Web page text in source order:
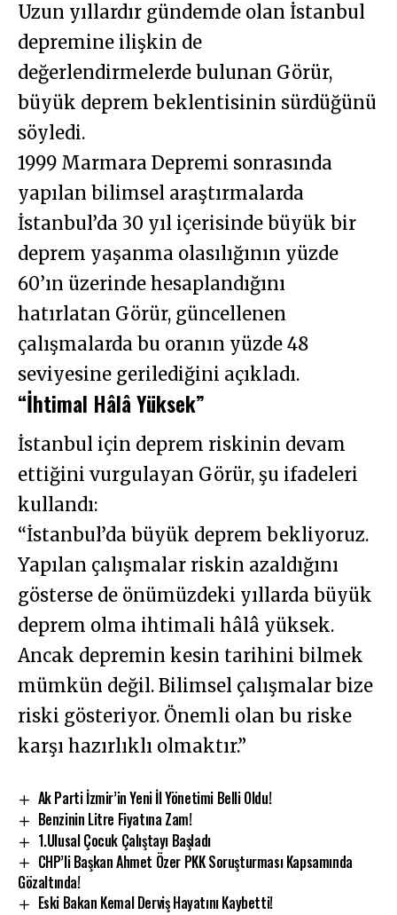
Uzun yıllardır gündemde olan İstanbul
depremine ilişkin de
değerlendirmelerde bulunan Görür,
büyük deprem beklentisinin sürdüğünü
söyledi.
1999 Marmara Depremi sonrasında
yapılan bilimsel araştırmalarda
İstanbul’da 30 yıl içerisinde büyük bir
deprem yaşanma olasılığının yüzde
60’ın üzerinde hesaplandığını
hatırlatan Görür, güncellenen
çalışmalarda bu oranın yüzde 48
seviyesine gerilediğini açıkladı.
“İhtimal Hâlâ Yüksek”
İstanbul için deprem riskinin devam
ettiğini vurgulayan Görür, şu ifadeleri
kullandı:
“İstanbul’da büyük deprem bekliyoruz.
Yapılan çalışmalar riskin azaldığını
gösterse de önümüzdeki yıllarda büyük
deprem olma ihtimali hâlâ yüksek.
Ancak depremin kesin tarihini bilmek
mümkün değil. Bilimsel çalışmalar bize
riski gösteriyor. Önemli olan bu riske
karşı hazırlıklı olmaktır.”
Ak Parti İzmir’in Yeni İl Yönetimi Belli Oldu!
Benzinin Litre Fiyatına Zam!
1.Ulusal Çocuk Çalıştayı Başladı
CHP’li Başkan Ahmet Özer PKK Soruşturması Kapsamında
Gözaltında!
Eski Bakan Kemal Derviş Hayatını Kaybetti!